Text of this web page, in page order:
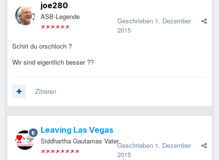
joe280
ASB-Legende Geschrieben 1. Dezember
2015
Schiri du orschloch ?
Wir sind eigentlich besser ??
Zitieren
Leaving Las Vegas
Siddhartha Gautamas Vater.Geschrieben 1. Dezember
2015